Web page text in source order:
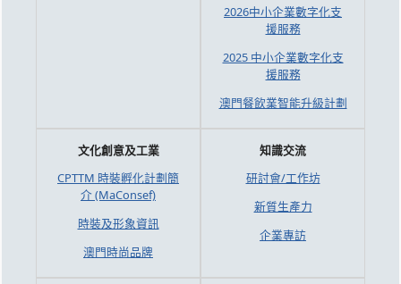
2026中小企業數字化支
援服務
2025 中小企業數字化支
援服務
澳門餐飲業智能升級計劃
文化創意及工業
CPTTM 時裝孵化計劃簡
介 (MaConsef)
時裝及形象資訊
澳門時尚品牌
知識交流
研討會/工作坊
新質生產力
企業專訪